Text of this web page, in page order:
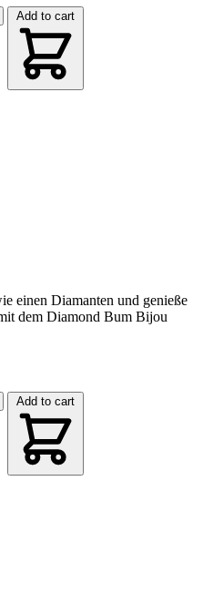
Add to cart
einen Diamanten und genieße
dem Diamond Bum Bijou
Add to cart